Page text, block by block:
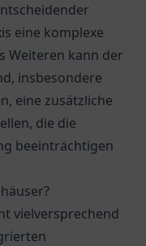
eine komplexe
Weiteren kann der
insbesondere
eine zusätzliche
die die
beeinträchtigen
vielversprechend